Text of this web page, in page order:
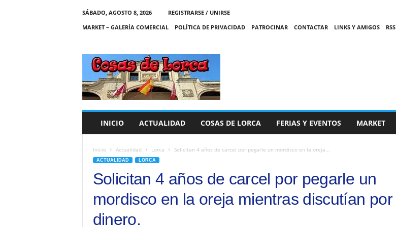
SÁBADO, AGOSTO 8, 2026
REGISTRARSE / UNIRSE
MARKET – GALERÍA COMERCIAL
POLÍTICA DE PRIVACIDAD PATROCINAR CONTACTAR LINKS Y AMIGOS RSS
C
A
S
INICIO ACTUALIDAD COSAS DE LORCA FERIAS Y EVENTOS MARKET
Inicio Actualidad Lorca Solicitan 4 años de carcel por pegarle un mordisco en la oreja...
ACTUALIDAD LORCA
Solicitan 4 años de carcel por pegarle un
mordisco en la oreja mientras discutían por
dinero.